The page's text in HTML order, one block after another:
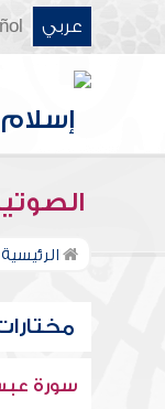
عربي
الرئيسية
سورة